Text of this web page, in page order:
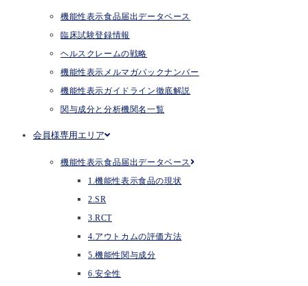
機能性表示食品届出データベース
臨床試験登録情報
ヘルスクレームの戦略
機能性表示メルマガバックナンバー
機能性表示ガイドライン徹底解説
関与成分と分析機関名一覧
会員様専用エリア
機能性表示食品届出データベース
1.機能性表示食品の現状
2.SR
3.RCT
4.アウトカムの評価方法
5.機能性関与成分
6.安全性